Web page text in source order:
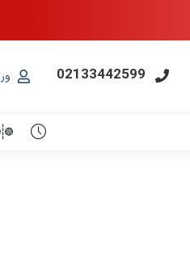
02133442599